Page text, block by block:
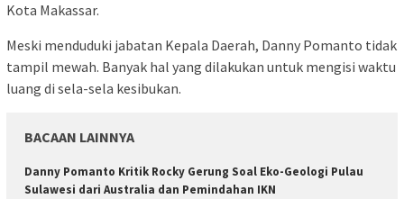
Kota Makassar.
Meski menduduki jabatan Kepala Daerah, Danny Pomanto tidak
tampil mewah. Banyak hal yang dilakukan untuk mengisi waktu
luang di sela-sela kesibukan.
BACAAN LAINNYA
Danny Pomanto Kritik Rocky Gerung Soal Eko-Geologi Pulau
Sulawesi dari Australia dan Pemindahan IKN